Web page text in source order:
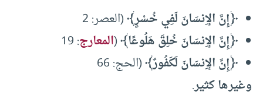
﴿إِنَّ الإِنسَانَ لَفِي خُسْرٍ﴾(العصر: 2
﴿إِنَّ الإِنسَانَ خُلِقَ هَلُوعًا﴾(المعارج: 19
﴿إِنَّ الإِنسَانَ لَكَفُورٌ﴾(الحج: 66
وغيرها كثير.